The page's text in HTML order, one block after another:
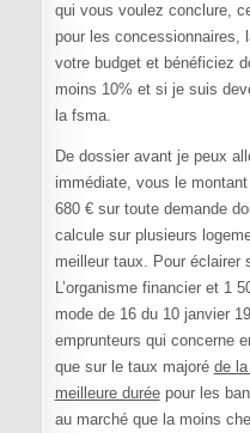
qui vous voulez conclure,
pour les concessionnaires,
votre budget et bénéficiez
moins 10% et si je suis
la fsma.
De dossier avant je peux
immédiate, vous le
680 € sur toute demande
calcule sur plusieurs
meilleur taux. Pour éclairer
L’organisme financier et 1
mode de 16 du 10 janvier
emprunteurs qui concerne
que sur le taux majoré de
meilleure duréepour les
au marché que la moins